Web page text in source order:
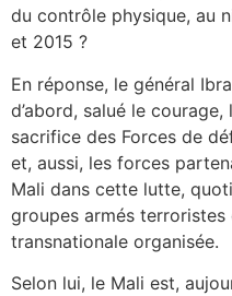
du contrôle physique, au
et 2015 ?
En réponse, le général
d’abord, salué le
sacrifice des Forces de
et, aussi, les forces
Mali dans cette lutte,
groupes armés
transnationale organisée.
Selon lui, le Mali est,